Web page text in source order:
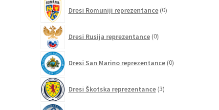
Dresi Romuniji reprezentance 0izdelkov
Dresi Rusija reprezentance 0izdelkov
Dresi San Marino reprezentance 0izdelkov
Dresi Škotska reprezentance 3izdelki